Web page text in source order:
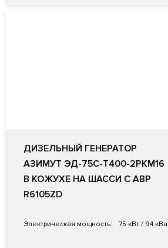
ДИЗЕЛЬНЫЙ ГЕНЕРАТОР
АЗИМУТ ЭД-75С-Т400-2РКМ16
В КОЖУХЕ НА ШАССИ С АВР
R6105ZD
Электрическая мощность: 75 кВт / 94 кВа